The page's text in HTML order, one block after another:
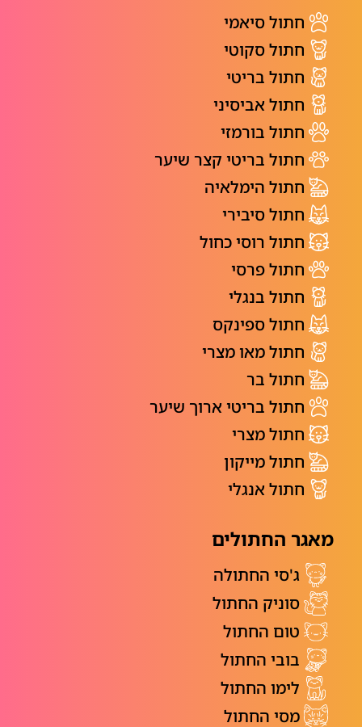
חתול סיאמי
חתול סקוטי
חתול בריטי
חתול אביסיני
חתול בורמזי
חתול בריטי קצר שיער
חתול הימלאיה
חתול סיבירי
חתול רוסי כחול
חתול פרסי
חתול בנגלי
חתול ספינקס
חתול מאו מצרי
חתול בר
חתול בריטי ארוך שיער
חתול מצרי
חתול מייקון
חתול אנגלי
מאגר החתולים
ג'סי החתולה
סוניק החתול
טום החתול
בובי החתול
לימו החתול
מסי החתול